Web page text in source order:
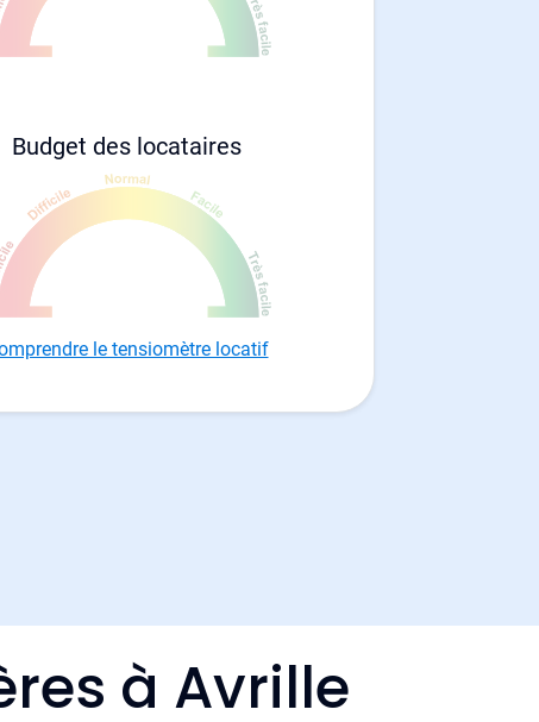
Budget des locataires
le tensiomètre locatif
à Avrille